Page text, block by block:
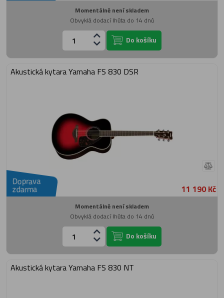
Momentálně není skladem
Obvyklá dodací lhůta do 14 dnů
Do košíku
Akustická kytara Yamaha FS 830 DSR
Doprava
zdarma 11 190 Kč
Momentálně není skladem
Obvyklá dodací lhůta do 14 dnů
Do košíku
Akustická kytara Yamaha FS 830 NT